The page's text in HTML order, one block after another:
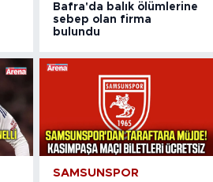
Bafra'da balık ölümlerine
sebep olan firma
bulundu
SAMSUNSPOR